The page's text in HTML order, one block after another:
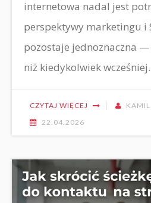
internetowa nadal jest
perspektywy marketingu i
pozostaje jednoznaczna
niż kiedykolwiek wcześniej.
CZYTAJ WIĘCEJ
22.04.2026